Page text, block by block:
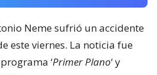
Neme sufrió un accidente
este viernes. La noticia fue
‘Primer Plano‘ y